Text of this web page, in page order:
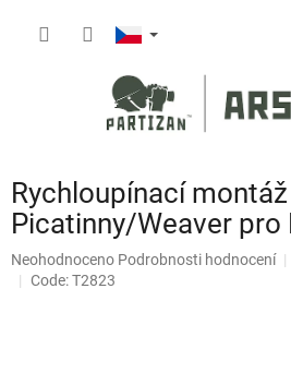
Rychloupínací montáž
Picatinny/Weaver pro
Průměrné
hodnocení
Neohodnoceno Podrobnosti hodnocení
Code: T2823